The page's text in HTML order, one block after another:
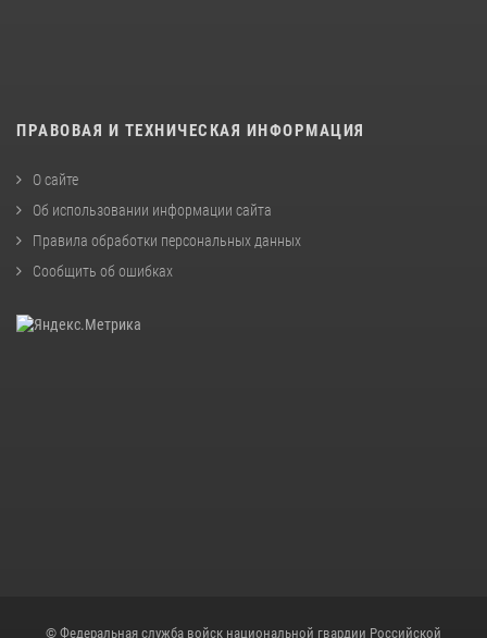
ПРАВОВАЯ И ТЕХНИЧЕСКАЯ ИНФОРМАЦИЯ
О сайте
Об использовании информации сайта
Правила обработки персональных данных
Сообщить об ошибках
© Федеральная служба войск национальной гвардии Российской